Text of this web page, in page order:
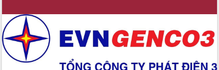
Rộn ràng lễ hội truyền thống Sông
nước Đà Nông lần thứ I năm 2026
Kỳ họp Chuyên đề lần thứ Năm, HĐND
tỉnh Đắk Lắk thông qua các nghị quyết
quan trọng